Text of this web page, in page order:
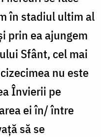
în stadiul ultim al
prin ea ajungem
Sfânt, cel mai
nu este
Învierii pe
ei în/ între
să se